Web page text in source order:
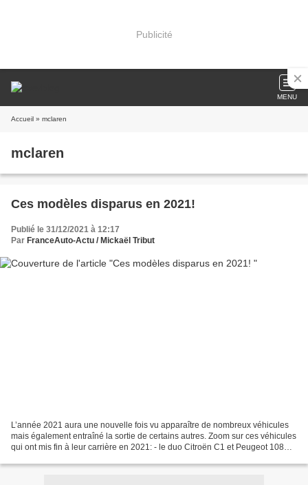
Publicité
MENU
Accueil » mclaren
mclaren
Ces modèles disparus en 2021!
Publié le 31/12/2021 à 12:17
Par FranceAuto-Actu / Mickaël Tribut
L’année 2021 aura une nouvelle fois vu apparaître de nombreux véhicules
mais également entraîné la sortie de certains autres. Zoom sur ces véhicules
qui ont mis fin à leur carrière en 2021: - le duo Citroën C1 et Peugeot 108